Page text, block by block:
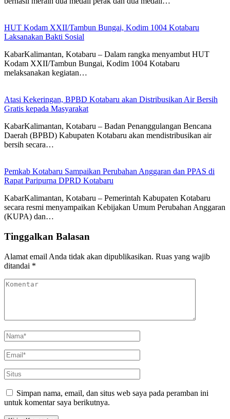
HUT Kodam XXII/Tambun Bungai, Kodim 1004 Kotabaru
Laksanakan Bakti Sosial
KabarKalimantan, Kotabaru – Dalam rangka menyambut HUT
Kodam XXII/Tambun Bungai, Kodim 1004 Kotabaru
melaksanakan kegiatan…
Atasi Kekeringan, BPBD Kotabaru akan Distribusikan Air Bersih
Gratis kepada Masyarakat
KabarKalimantan, Kotabaru – Badan Penanggulangan Bencana
Daerah (BPBD) Kabupaten Kotabaru akan mendistribusikan air
bersih secara…
Pemkab Kotabaru Sampaikan Perubahan Anggaran dan PPAS di
Rapat Paripurna DPRD Kotabaru
KabarKalimantan, Kotabaru – Pemerintah Kabupaten Kotabaru
secara resmi menyampaikan Kebijakan Umum Perubahan Anggaran
(KUPA) dan…
Tinggalkan Balasan
Alamat email Anda tidak akan dipublikasikan. Ruas yang wajib
ditandai *
Simpan nama, email, dan situs web saya pada peramban ini
untuk komentar saya berikutnya.